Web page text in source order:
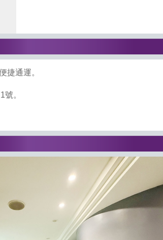
捷通運。
。